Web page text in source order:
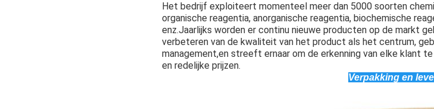
Het bedrijf exploiteert momenteel meer dan 5000 soorten
organische reagentia, anorganische reagentia, biochemische
enz.Jaarlijks worden er continu nieuwe producten op de markt
verbeteren van de kwaliteit van het product als het centrum,
management,en streeft ernaar om de erkenning van elke klant
en redelijke prijzen.
Verpakking en